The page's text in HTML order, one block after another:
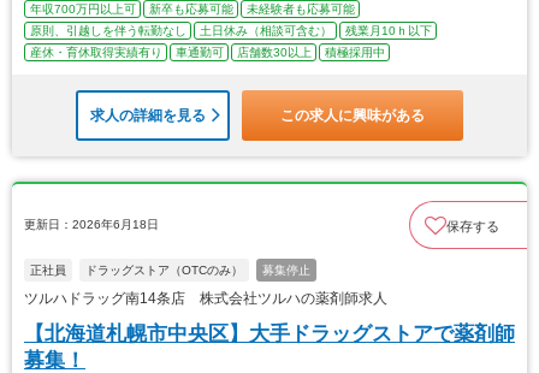
年収700万円以上可 新卒も応募可能
未経験者も応募可能
原則、引越しを伴う転勤なし
土日休み（相談可含む）
残業月10ｈ以下
産休・育休取得実績有り
車通勤可 店舗数30以上 積極採用中
求人の詳細を見る この求人に興味がある
更新日：2026年6月18日 保存する
正社員 ドラッグストア（OTCのみ） 募集停止
ツルハドラッグ南14条店 株式会社ツルハの薬剤師求人
【北海道札幌市中央区】大手ドラッグストアで薬剤師
募集！